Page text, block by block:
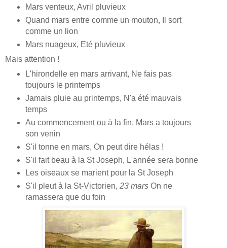
Mars venteux, Avril pluvieux
Quand mars entre comme un mouton, Il sort
comme un lion
Mars nuageux, Eté pluvieux
Mais attention !
L'hirondelle en mars arrivant, Ne fais pas
toujours le printemps
Jamais pluie au printemps, N'a été mauvais
temps
Au commencement ou à la fin, Mars a toujours
son venin
S'il tonne en mars, On peut dire hélas !
S'il fait beau à la St Joseph, L'année sera bonne
Les oiseaux se marient pour la St Joseph
S'il pleut à la St-Victorien, 23 mars On ne
ramassera que du foin